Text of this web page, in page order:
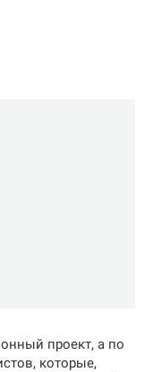
проект, а по
которые,